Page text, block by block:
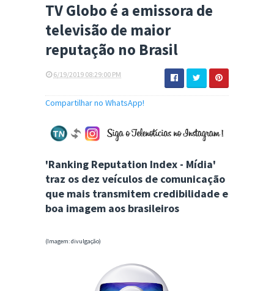
TV Globo é a emissora de
televisão de maior
reputação no Brasil
6/19/2019 08:29:00 PM
Compartilhar no WhatsApp!
'Ranking Reputation Index - Mídia'
traz os dez veículos de comunicação
que mais transmitem credibilidade e
boa imagem aos brasileiros
(Imagem: divulgação)